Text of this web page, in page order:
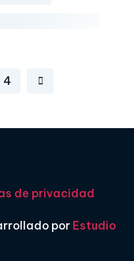
4
de privacidad
por Estudio